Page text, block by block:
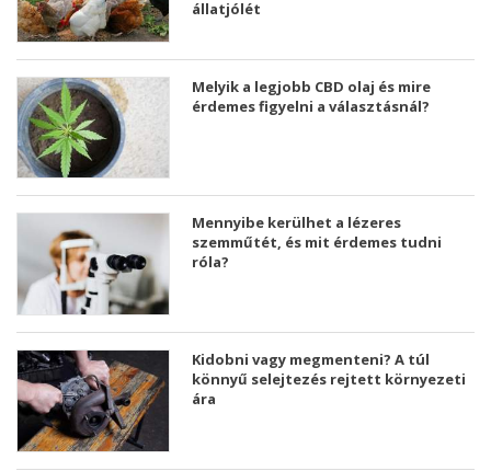
állatjólét
Melyik a legjobb CBD olaj és mire
érdemes figyelni a választásnál?
Mennyibe kerülhet a lézeres
szemműtét, és mit érdemes tudni
róla?
Kidobni vagy megmenteni? A túl
könnyű selejtezés rejtett környezeti
ára